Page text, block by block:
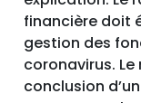
financière doit
gestion des
coronavirus.
conclusion